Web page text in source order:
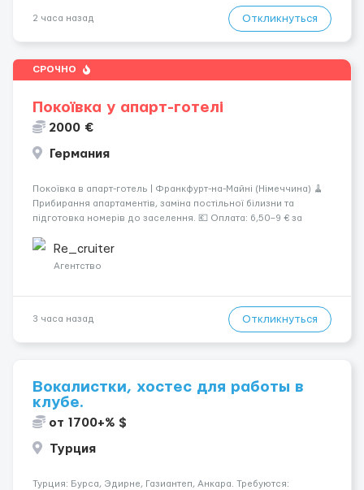
2 часа назад Откликнуться
СРОЧНО
Покоївка у апарт-готелі
2000 €
Германия
Покоївка в апарт-готель | Франкфурт-на-Майні (Німеччина) 🧹
Прибирання апартаментів, заміна постільної білизни та
підготовка номерів до заселення. 💶 Оплата: 6,50–9 € за
близько 2000 € на місяць (після вирахув...
Re_cruiter
Агентство
3 часа назад Откликнуться
Вокалистки, хостес для работы в
клубе.
от 1700+% $
Турция
Турция: Бурса, Эдирне, Газиантеп, Анкара. Требуются: